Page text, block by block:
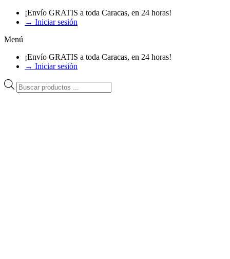
¡Envío GRATIS a toda Caracas, en 24 horas!
→ Iniciar sesión
Menú
¡Envío GRATIS a toda Caracas, en 24 horas!
→ Iniciar sesión
Búsqueda
de